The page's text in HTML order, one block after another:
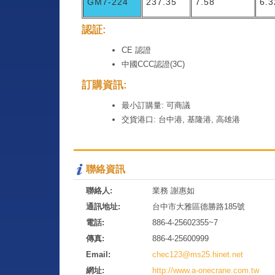
GM7-224 237.35 7.58
認証:
CE 認證
中國CCC認證(3C)
訂購資訊:
最小訂購量: 可商議
交貨港口: 台中港, 基隆港, 高雄港
聯絡資訊
聯絡人:
業務 謝惠如
通訊地址:
台中市大雅區德勝路185號
電話:
886-4-25602355~7
傳真:
886-4-25600999
Email:
chec123@ms25.hinet.net
網址:
http://www.a-onecrane.com.tw